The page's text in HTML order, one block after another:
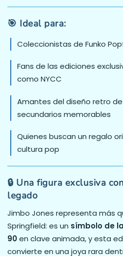
🎯 Ideal para:
Coleccionistas de Funko
Fans de las ediciones
como NYCC
Amantes del diseño retro
secundarios memorables
Quienes buscan un regalo
cultura pop
🔒 Una figura exclusiva
legado
Jimbo Jones representa más
Springfield: es un símbolo de
90en clave animada, y esta
convierte en una joya rara